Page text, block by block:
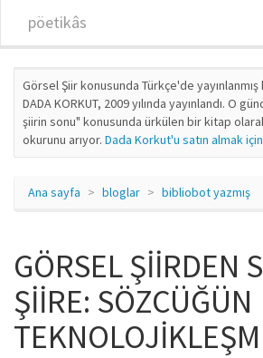
pöetikâs
Görsel Şiir konusunda Türkçe'de
DADA KORKUT, 2009 yılında yayınlandı. O
şiirin sonu" konusunda ürkülen bir kitap
okurunu arıyor. Dada Korkut'u satın almak için
Ana sayfa bloglar bibliobot yazmış
GÖRSEL ŞİİRDEN
ŞİİRE: SÖZCÜĞÜN